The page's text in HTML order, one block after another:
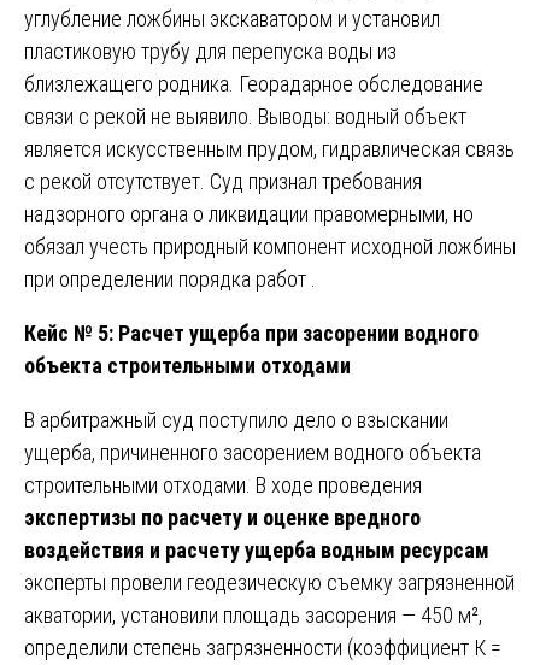
углубление ложбины экскаватором и установил
пластиковую трубу для перепуска воды из
близлежащего родника. Георадарное обследование
связи с рекой не выявило. Выводы: водный объект
является искусственным прудом, гидравлическая связь
с рекой отсутствует. Суд признал требования
надзорного органа о ликвидации правомерными, но
обязал учесть природный компонент исходной ложбины
при определении порядка работ .
Кейс № 5: Расчет ущерба при засорении водного
объекта строительными отходами
В арбитражный суд поступило дело о взыскании
ущерба, причиненного засорением водного объекта
строительными отходами. В ходе проведения
экспертизы по расчету и оценке вредного
воздействия и расчету ущерба водным ресурсам
эксперты провели геодезическую съемку загрязненной
акватории, установили площадь засорения — 450 м²,
определили степень загрязненности (коэффициент К =